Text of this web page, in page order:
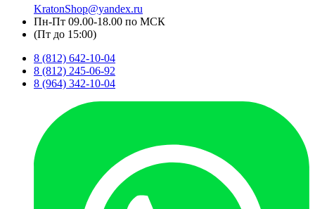
KratonShop@yandex.ru
Пн-Пт 09.00-18.00 по МСК
(Пт до 15:00)
8 (812) 642-10-04
8 (812) 245-06-92
8 (964) 342-10-04